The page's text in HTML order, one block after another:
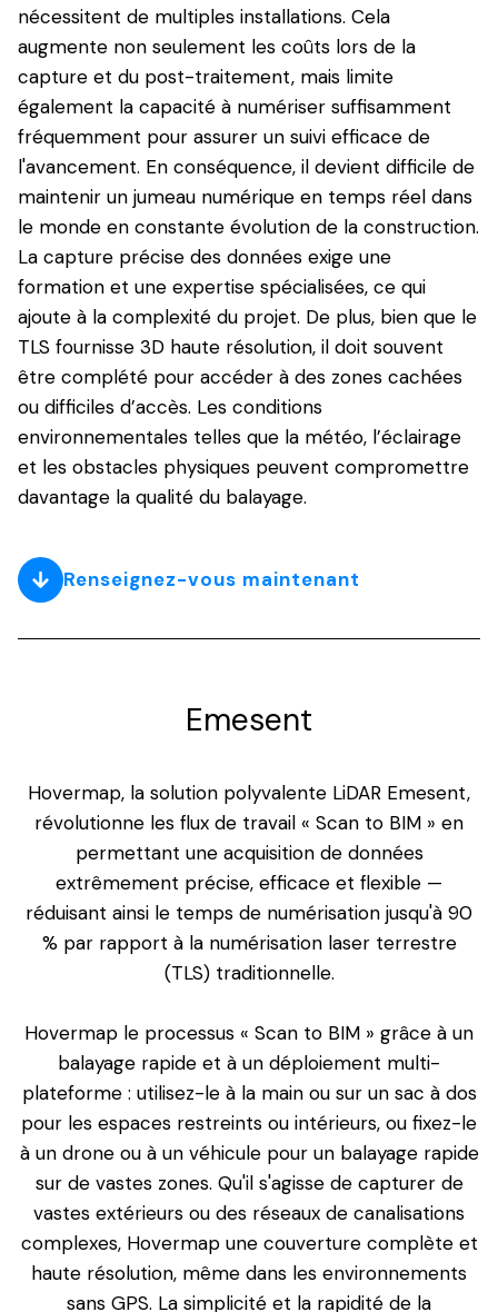
nécessitent de multiples installations. Cela
augmente non seulement les coûts lors de la
capture et du post-traitement, mais limite
également la capacité à numériser suffisamment
fréquemment pour assurer un suivi efficace de
l'avancement. En conséquence, il devient difficile de
maintenir un jumeau numérique en temps réel dans
le monde en constante évolution de la construction.
La capture précise des données exige une
formation et une expertise spécialisées, ce qui
ajoute à la complexité du projet. De plus, bien que le
TLS fournisse 3D haute résolution, il doit souvent
être complété pour accéder à des zones cachées
ou difficiles d’accès. Les conditions
environnementales telles que la météo, l’éclairage
et les obstacles physiques peuvent compromettre
davantage la qualité du balayage.
Renseignez-vous maintenant
Emesent
Hovermap, la solution polyvalente LiDAR Emesent,
révolutionne les flux de travail « Scan to BIM » en
permettant une acquisition de données
extrêmement précise, efficace et flexible —
réduisant ainsi le temps de numérisation jusqu'à 90
% par rapport à la numérisation laser terrestre
(TLS) traditionnelle.
Hovermap le processus « Scan to BIM » grâce à un
balayage rapide et à un déploiement multi-
plateforme : utilisez-le à la main ou sur un sac à dos
pour les espaces restreints ou intérieurs, ou fixez-le
à un drone ou à un véhicule pour un balayage rapide
sur de vastes zones. Qu'il s'agisse de capturer de
vastes extérieurs ou des réseaux de canalisations
complexes, Hovermap une couverture complète et
haute résolution, même dans les environnements
sans GPS. La simplicité et la rapidité de la